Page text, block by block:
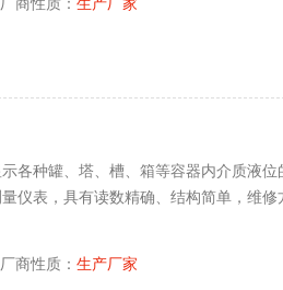
厂商性质：生产厂家
各种罐、塔、槽、箱等容器内介质液
仪表，具有读数精确、结构简单，维修
厂商性质：生产厂家